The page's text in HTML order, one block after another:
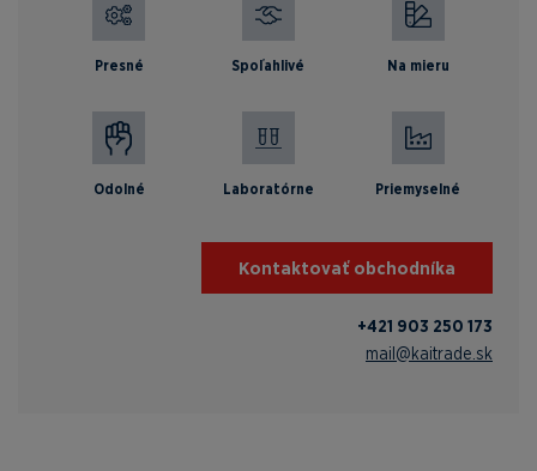
Kontaktovať obchodníka
+421 903 250 173
mail@kaitrade.sk
Presné Spoľahlivé Na mieru
Odolné Laboratórne Priemyselné